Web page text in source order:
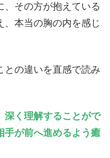
、その方が抱えている
、本当の胸の内を感じ
との違いを直感で読み
深く理解することがで
手が前へ進めるよう癒